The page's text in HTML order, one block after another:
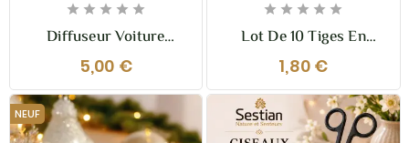
    
Diffuseur Voiture
Élégant Rechargeable –
Sestian Nature Et
Senteurs
5,00 €
NEUF
    
Lot De 10 Tiges En
Fibres Végétales Noires
– Diffusion Élégante &
Longue Durée | Sestian
Nature & Senteurs
1,80 €